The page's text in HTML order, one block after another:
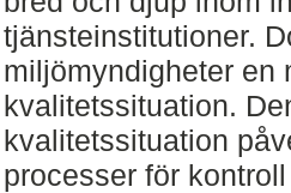
tjänsteinstitutioner.
miljömyndigheter en
kvalitetssituation.
kvalitetssituation
processer för